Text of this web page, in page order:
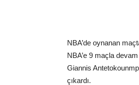
NBA’de oynanan
NBA’e 9 maçla
Giannis
çıkardı.